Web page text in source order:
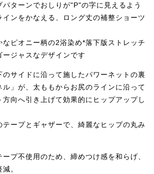
ターンでおしりが"P"の字に見えるよう
インをかなえる、ロング丈の補整ショーツ
なピオニー柄の2浴染め*落下版ストレッチ
ージャスなデザインです
のサイドに沿って施したパワーネットの裏
」が、太ももからお尻のラインに沿って
向へ引き上げて効果的にヒップアップし
テープとギャザーで、綺麗なヒップの丸み
プ不使用のため、締めつけ感を和らげ、
。